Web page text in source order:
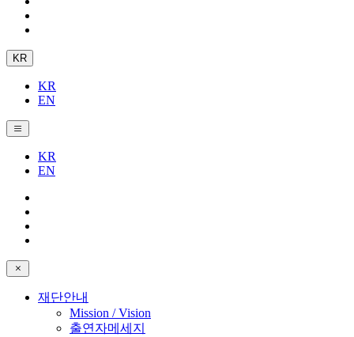
KR
KR
EN
KR
EN
재단안내
Mission / Vision
출연자메세지